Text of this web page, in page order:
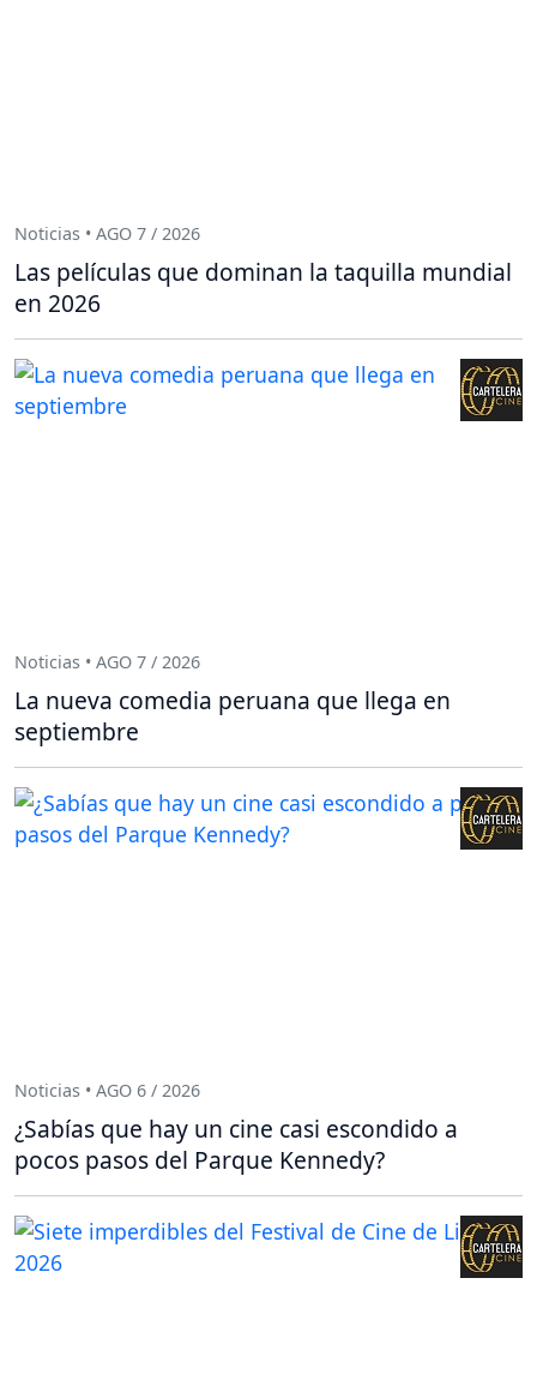
Noticias • AGO 7 / 2026
Las películas que dominan la taquilla mundial
en 2026
Noticias • AGO 7 / 2026
La nueva comedia peruana que llega en
septiembre
Noticias • AGO 6 / 2026
¿Sabías que hay un cine casi escondido a
pocos pasos del Parque Kennedy?